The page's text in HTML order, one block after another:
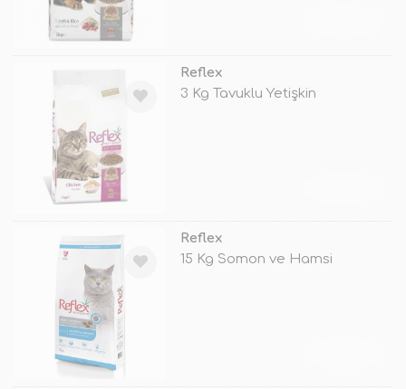
Reflex
3 Kg Tavuklu Yetişkin
Reflex
15 Kg Somon ve Hamsi